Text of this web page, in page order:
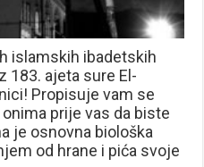
islamskih ibadetskih
183. ajeta sure El-
Propisuje vam se
prije vas da biste
je osnovna biološka
od hrane i pića svoje